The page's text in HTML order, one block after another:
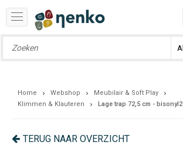
Home Webshop
Meubilair & Soft Play
Klimmen & Klauteren
Lage trap 72,5 cm - bisonyl2
TERUG NAAR OVERZICHT